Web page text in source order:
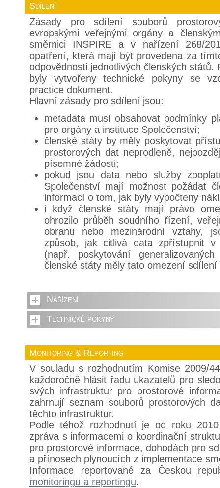
Sdílení
Zásady pro sdílení souborů
evropskými veřejnými orgány a
směrnici INSPIRE a v nařízení 268/
opatření, která mají být provedena za
odpovědnosti jednotlivých členských států.
byly vytvořeny technické pokyny se
practice dokument.
Hlavní zásady pro sdílení jsou:
metadata musí obsahovat podmínky
pro orgány a instituce Společenství;
členské státy by měly poskytovat
prostorových dat neprodleně,
písemné žádosti;
pokud jsou data nebo služby
Společenství mají možnost požádat
informací o tom, jak byly vypočteny
i když členské státy mají právo
ohrozilo průběh soudního řízení,
obranu nebo mezinárodní vztahy,
způsob, jak citlivá data zpřístupnit v
(např. poskytování
členské státy měly tato omezení sdílení
Nařízení
Technické pokyny
Monitoring & Reporting
V souladu s rozhodnutím Komise 2009/
každoročně hlásit řadu ukazatelů pro
svých infrastruktur pro prostorové
zahrnují seznam souborů prostorových
těchto infrastruktur.
Podle téhož rozhodnutí je od roku
zpráva s informacemi o koordinační
pro prostorové informace, dohodách pro
a přínosech plynoucích z implementace
Informace reportované za Českou
monitoringu a reportingu.